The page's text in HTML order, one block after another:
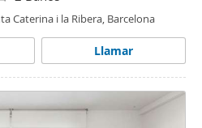
Caterina i la Ribera, Barcelona
Llamar